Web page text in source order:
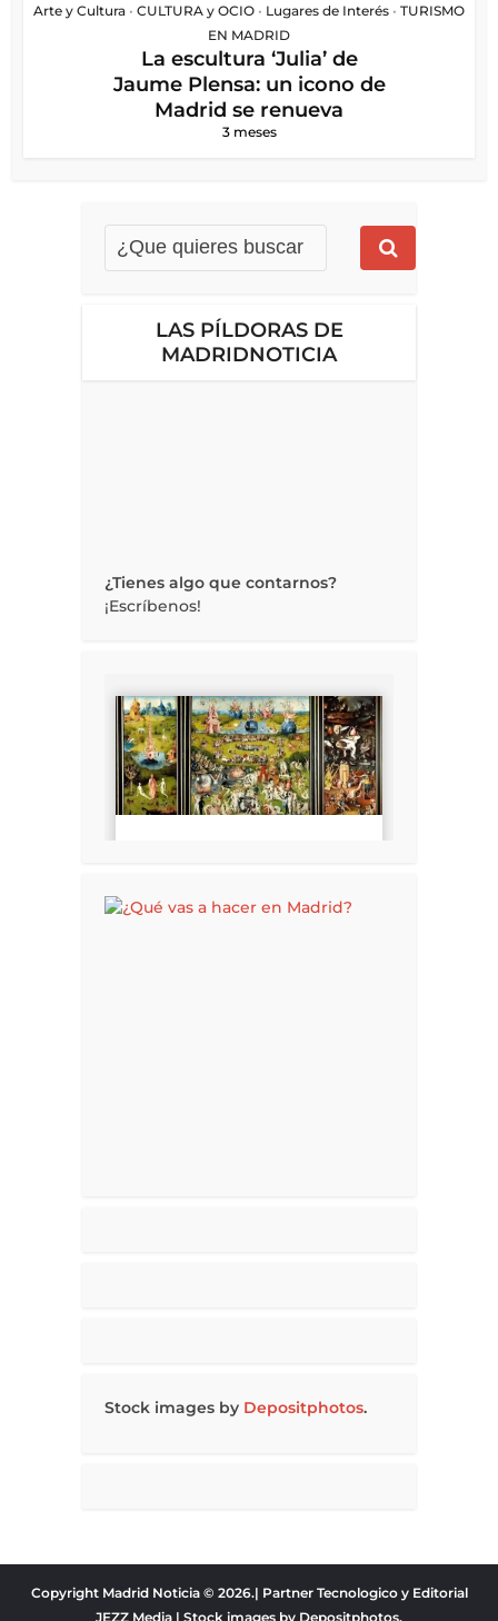
Arte y Cultura • CULTURA y OCIO • Lugares de Interés • TURISMO
EN MADRID
La escultura ‘Julia’ de
Jaume Plensa: un icono de
Madrid se renueva
3 meses
LAS PÍLDORAS DE
MADRIDNOTICIA
¿Tienes algo que contarnos?
¡Escríbenos!
Stock images by Depositphotos.
Copyright Madrid Noticia © 2026.| Partner Tecnologico y Editorial
JEZZ Media | Stock images by Depositphotos.